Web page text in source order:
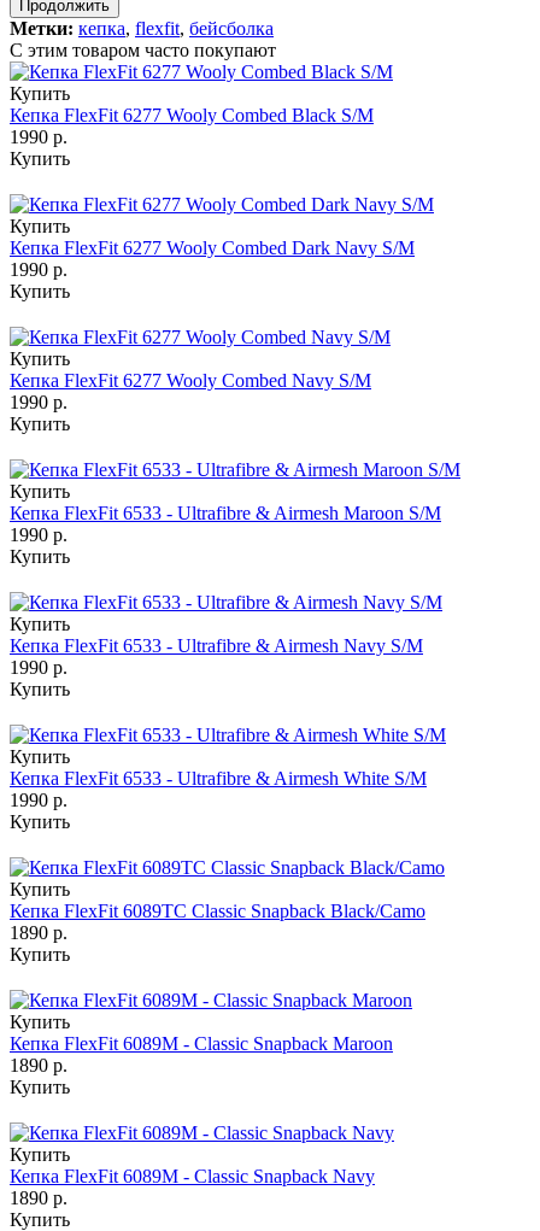
Продолжить
Метки: кепка, flexfit, бейсболка
С этим товаром часто покупают
Купить
Кепка FlexFit 6277 Wooly Combed Black S/M
1990 р.
Купить
Купить
Кепка FlexFit 6277 Wooly Combed Dark Navy S/M
1990 р.
Купить
Купить
Кепка FlexFit 6277 Wooly Combed Navy S/M
1990 р.
Купить
Купить
Кепка FlexFit 6533 - Ultrafibre & Airmesh Maroon S/M
1990 р.
Купить
Купить
Кепка FlexFit 6533 - Ultrafibre & Airmesh Navy S/M
1990 р.
Купить
Купить
Кепка FlexFit 6533 - Ultrafibre & Airmesh White S/M
1990 р.
Купить
Купить
Кепка FlexFit 6089TC Classic Snapback Black/Camo
1890 р.
Купить
Купить
Кепка FlexFit 6089M - Classic Snapback Maroon
1890 р.
Купить
Купить
Кепка FlexFit 6089M - Classic Snapback Navy
1890 р.
Купить